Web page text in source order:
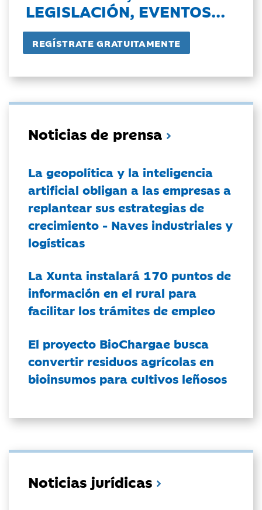
LEGISLACIÓN, EVENTOS...
Noticias de prensa
La geopolítica y la inteligencia
artificial obligan a las empresas a
replantear sus estrategias de
crecimiento - Naves industriales y
logísticas
La Xunta instalará 170 puntos de
información en el rural para
facilitar los trámites de empleo
El proyecto BioChargae busca
convertir residuos agrícolas en
bioinsumos para cultivos leñosos
Noticias jurídicas